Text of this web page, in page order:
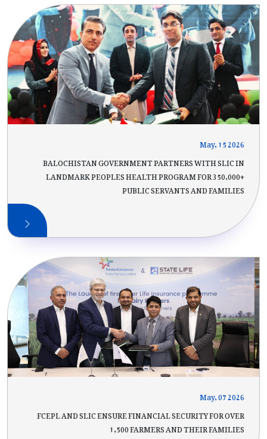
May, 15 2026
BALOCHISTAN GOVERNMENT PARTNERS WITH SLIC IN
LANDMARK PEOPLES HEALTH PROGRAM FOR 350,000+
PUBLIC SERVANTS AND FAMILIES
May, 07 2026
FCEPL AND SLIC ENSURE FINANCIAL SECURITY FOR OVER
1,500 FARMERS AND THEIR FAMILIES